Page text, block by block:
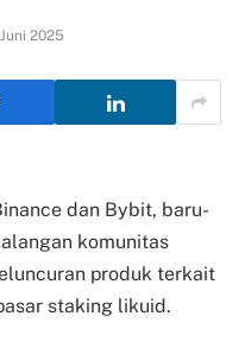
2025
dan Bybit, baru-
komunitas
produk terkait
staking likuid.